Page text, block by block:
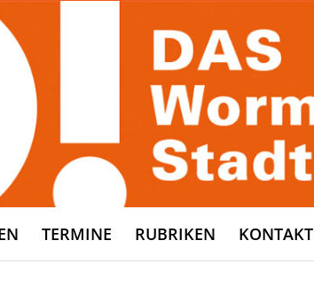
TERMINE RUBRIKEN KONTAKT